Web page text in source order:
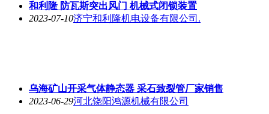
和利隆 防瓦斯突出风门 机械式闭锁装置
2023-07-10济宁和利隆机电设备有限公司.
乌海矿山开采气体静态器 采石致裂管厂家销售
2023-06-29河北饶阳鸿源机械有限公司